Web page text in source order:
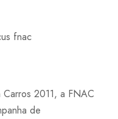
2011, a FNAC
de